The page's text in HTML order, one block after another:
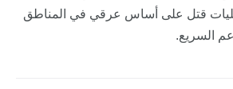
قتل على أساس عرقي في المناطق
السريع.